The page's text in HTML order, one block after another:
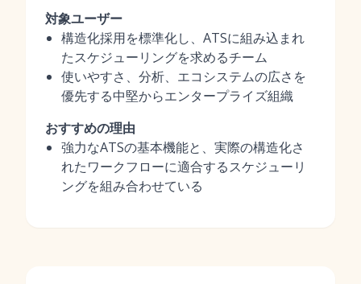
対象ユーザー
構造化採用を標準化し、ATSに組み込まれ
たスケジューリングを求めるチーム
使いやすさ、分析、エコシステムの広さを
優先する中堅からエンタープライズ組織
おすすめの理由
強力なATSの基本機能と、実際の構造化さ
れたワークフローに適合するスケジューリ
ングを組み合わせている